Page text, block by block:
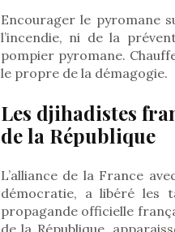
Encourager le pyromane
l’incendie, ni de la
pompier pyromane.
le propre de la démagogie.
Les djihadistes
de la République
L’alliance de la France
démocratie, a libéré les
propagande officielle
de la République,